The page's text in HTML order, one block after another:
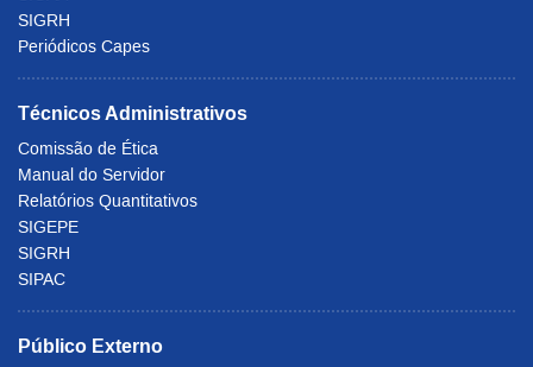
SIGRH
Periódicos Capes
Técnicos Administrativos
Comissão de Ética
Manual do Servidor
Relatórios Quantitativos
SIGEPE
SIGRH
SIPAC
Público Externo